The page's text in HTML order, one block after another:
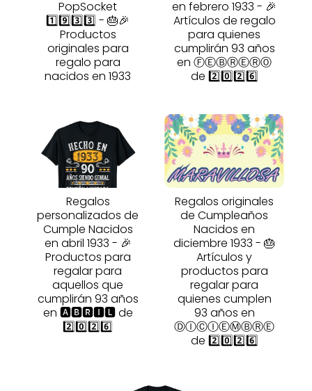
PopSocket
1️⃣9️⃣3️⃣3️⃣ - 🎂🎉
Productos
originales para
regalo para
nacidos en 1933
en febrero 1933 - 🎉
Artículos de regalo
para quienes
cumplirán 93 años
en ⒻⒺⒷⓇⒺⓇⓄ
de 2️⃣0️⃣2️⃣6️⃣
Regalos
personalizados de
Cumple Nacidos
en abril 1933 - 🎉
Productos para
regalar para
aquellos que
cumplirán 93 años
en 🅰🅱🆁🅸🅻 de
2️⃣0️⃣2️⃣6️⃣
Regalos originales
de Cumpleaños
Nacidos en
diciembre 1933 - 🎂
Artículos y
productos para
regalar para
quienes cumplen
93 años en
ⒹⒾⒸⒾⒺⓂⒷⓇⒺ
de 2️⃣0️⃣2️⃣6️⃣